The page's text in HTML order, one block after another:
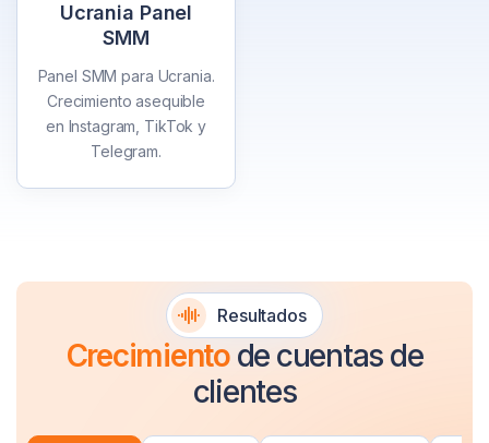
Ucrania Panel
SMM
Panel SMM para Ucrania.
Crecimiento asequible
en Instagram, TikTok y
Telegram.
Resultados
Crecimientode cuentas de
clientes